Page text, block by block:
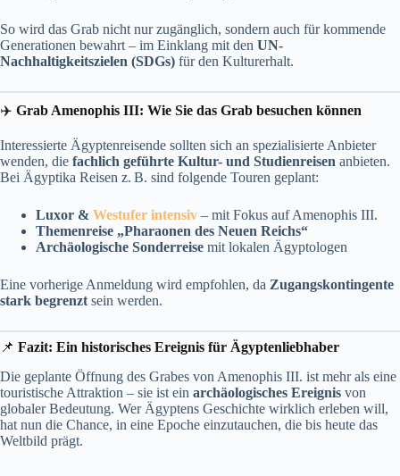
So wird das Grab nicht nur zugänglich, sondern auch für kommende
Generationen bewahrt – im Einklang mit den UN-
Nachhaltigkeitszielen (SDGs) für den Kulturerhalt.
✈️ Grab Amenophis III: Wie Sie das Grab besuchen können
Interessierte Ägyptenreisende sollten sich an spezialisierte Anbieter
wenden, die fachlich geführte Kultur- und Studienreisen anbieten.
Bei Ägyptika Reisen z. B. sind folgende Touren geplant:
Luxor & Westufer intensiv – mit Fokus auf Amenophis III.
Themenreise „Pharaonen des Neuen Reichs“
Archäologische Sonderreise mit lokalen Ägyptologen
Eine vorherige Anmeldung wird empfohlen, da Zugangskontingente
stark begrenzt sein werden.
📌 Fazit: Ein historisches Ereignis für Ägyptenliebhaber
Die geplante Öffnung des Grabes von Amenophis III. ist mehr als eine
touristische Attraktion – sie ist ein archäologisches Ereignis von
globaler Bedeutung. Wer Ägyptens Geschichte wirklich erleben will,
hat nun die Chance, in eine Epoche einzutauchen, die bis heute das
Weltbild prägt.